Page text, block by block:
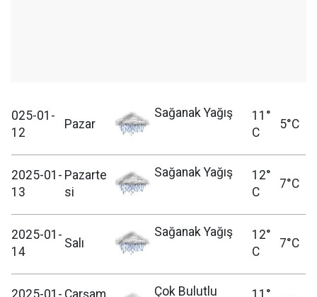
025-01-
12
Pazar
Sağanak Yağış
11°
C
5°C
2025-01-
13
Pazarte
si
Sağanak Yağış
12°
C
7°C
2025-01-
14
Salı
Sağanak Yağış
12°
C
7°C
2025-01- Çarşam
Çok Bulutlu
11°